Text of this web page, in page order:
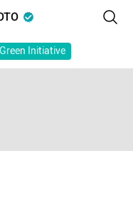
Green Initiative